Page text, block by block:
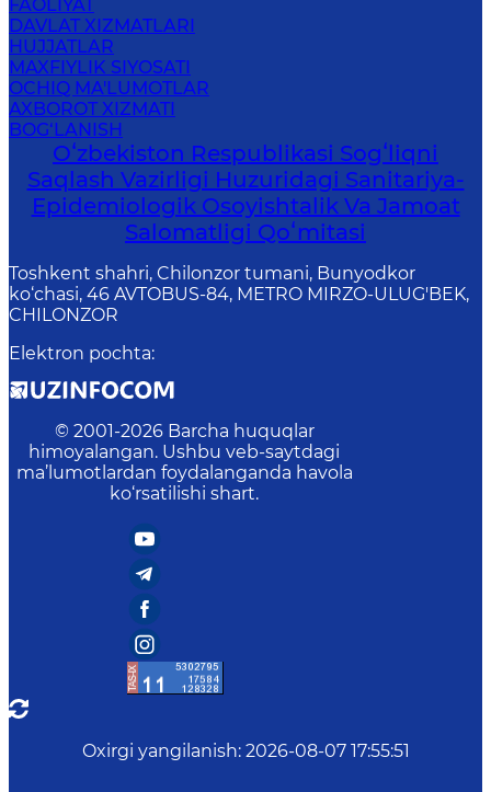
FAOLIYAT
DAVLAT XIZMATLARI
HUJJATLAR
MAXFIYLIK SIYOSATI
OCHIQ MA'LUMOTLAR
AXBOROT XIZMATI
BOG‘LANISH
Oʻzbekiston Respublikasi Sogʻliqni
Saqlash Vazirligi Huzuridagi Sanitariya-
Epidemiologik Osoyishtalik Va Jamoat
Salomatligi Qoʻmitasi
Toshkent shahri, Chilonzor tumani, Bunyodkor
ko‘chasi, 46 AVTOBUS-84, METRO MIRZO-ULUG'BEK,
CHILONZOR
Elektron pochta:
© 2001-2026 Barcha huquqlar
himoyalangan. Ushbu veb-saytdagi
ma’lumotlardan foydalanganda havola
ko‘rsatilishi shart.
Oxirgi yangilanish: 2026-08-07 17:55:51